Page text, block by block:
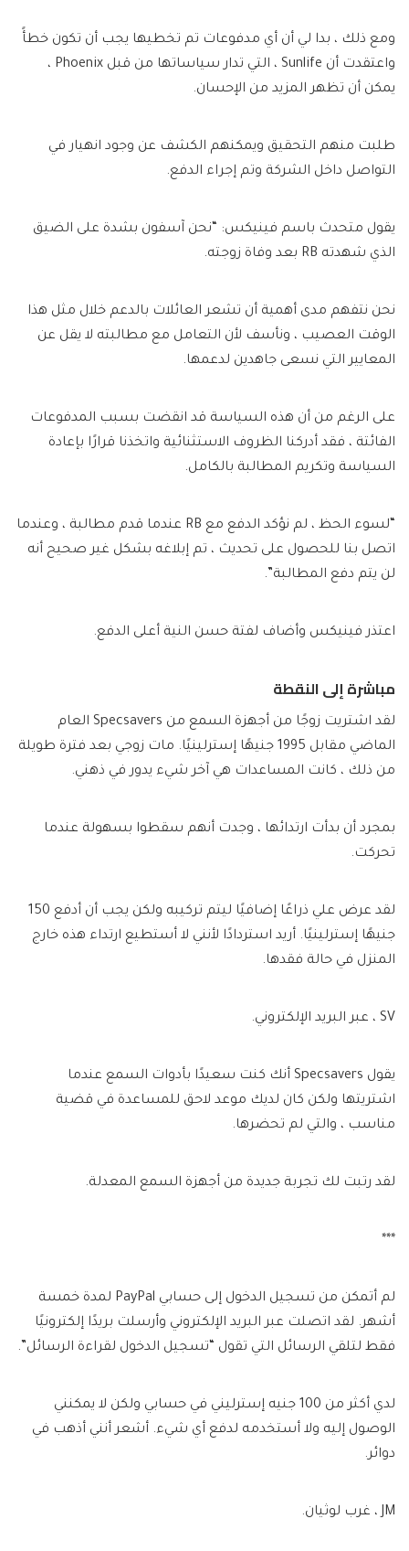
ومع ذلك ، بدا لي أن أي مدفوعات تم تخطيها يجب أن تكون خطأً
واعتقدت أن Sunlife ، التي تدار سياساتها من قبل Phoenix ،
يمكن أن تظهر المزيد من الإحسان.
طلبت منهم التحقيق ويمكنهم الكشف عن وجود انهيار في
التواصل داخل الشركة وتم إجراء الدفع.
يقول متحدث باسم فينيكس: “نحن آسفون بشدة على الضيق
الذي شهدته RB بعد وفاة زوجته.
نحن نتفهم مدى أهمية أن تشعر العائلات بالدعم خلال مثل هذا
الوقت العصيب ، ونأسف لأن التعامل مع مطالبته لا يقل عن
المعايير التي نسعى جاهدين لدعمها.
على الرغم من أن هذه السياسة قد انقضت بسبب المدفوعات
الفائتة ، فقد أدركنا الظروف الاستثنائية واتخذنا قرارًا بإعادة
السياسة وتكريم المطالبة بالكامل.
“لسوء الحظ ، لم نؤكد الدفع مع RB عندما قدم مطالبة ، وعندما
اتصل بنا للحصول على تحديث ، تم إبلاغه بشكل غير صحيح أنه
لن يتم دفع المطالبة”.
اعتذر فينيكس وأضاف لفتة حسن النية أعلى الدفع.
مباشرة إلى النقطة
لقد اشتريت زوجًا من أجهزة السمع من Specsavers العام
الماضي مقابل 1995 جنيهًا إسترلينيًا. مات زوجي بعد فترة طويلة
من ذلك ، كانت المساعدات هي آخر شيء يدور في ذهني.
بمجرد أن بدأت ارتدائها ، وجدت أنهم سقطوا بسهولة عندما
تحركت.
لقد عرض علي ذراعًا إضافيًا ليتم تركيبه ولكن يجب أن أدفع 150
جنيهًا إسترلينيًا. أريد استردادًا لأنني لا أستطيع ارتداء هذه خارج
المنزل في حالة فقدها.
SV ، عبر البريد الإلكتروني.
يقول Specsavers أنك كنت سعيدًا بأدوات السمع عندما
اشتريتها ولكن كان لديك موعد لاحق للمساعدة في قضية
مناسب ، والتي لم تحضرها.
لقد رتبت لك تجربة جديدة من أجهزة السمع المعدلة.
***
لم أتمكن من تسجيل الدخول إلى حسابي PayPal لمدة خمسة
أشهر. لقد اتصلت عبر البريد الإلكتروني وأرسلت بريدًا إلكترونيًا
فقط لتلقي الرسائل التي تقول “تسجيل الدخول لقراءة الرسائل”.
لدي أكثر من 100 جنيه إسترليني في حسابي ولكن لا يمكنني
الوصول إليه ولا أستخدمه لدفع أي شيء. أشعر أنني أذهب في
دوائر.
JM ، غرب لوثيان.